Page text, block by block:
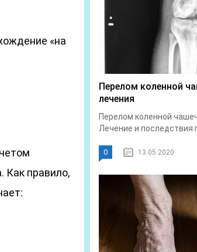
«на
Как правило,
Перелом коленной
лечения
Перелом коленной
Лечение и последствия
0 13.05.2020